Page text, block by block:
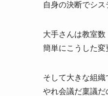
自身の決断でシス
大手さんは教室数
簡単にこうした変
そして大きな組織
やれ会議だ稟議だ